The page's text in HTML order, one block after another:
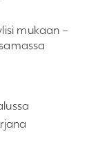
mukaan –